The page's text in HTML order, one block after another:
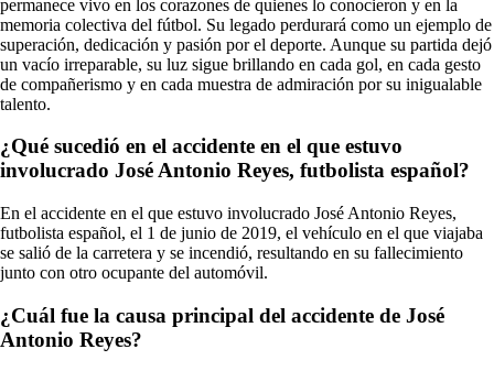
permanece vivo en los corazones de quienes lo conocieron y en la
memoria colectiva del fútbol. Su legado perdurará como un ejemplo de
superación, dedicación y pasión por el deporte. Aunque su partida dejó
un vacío irreparable, su luz sigue brillando en cada gol, en cada gesto
de compañerismo y en cada muestra de admiración por su inigualable
talento.
¿Qué sucedió en el accidente en el que estuvo
involucrado José Antonio Reyes, futbolista español?
En el accidente en el que estuvo involucrado José Antonio Reyes,
futbolista español, el 1 de junio de 2019, el vehículo en el que viajaba
se salió de la carretera y se incendió, resultando en su fallecimiento
junto con otro ocupante del automóvil.
¿Cuál fue la causa principal del accidente de José
Antonio Reyes?